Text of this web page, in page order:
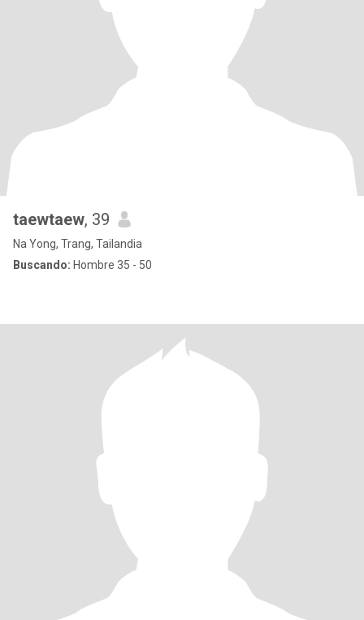
taewtaew, 39
Na Yong, Trang, Tailandia
Buscando: Hombre 35 - 50